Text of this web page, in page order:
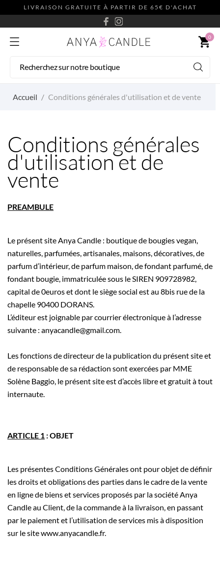
LIVRAISON GRATUITE À PARTIR DE 65€ D'ACHAT
shopping_cart
0
Accueil Conditions générales d'utilisation et de vente
Conditions générales
d'utilisation et de
vente
PREAMBULE
Le présent site Anya Candle : boutique de bougies vegan,
naturelles, parfumées, artisanales, maisons, décoratives, de
parfum d’intérieur, de parfum maison, de fondant parfumé, de
fondant bougie, immatriculée sous le SIREN 909728982,
capital de 0euros et dont le siège social est au 8bis rue de la
chapelle 90400 DORANS.
L’éditeur est joignable par courrier électronique à l’adresse
suivante : anyacandle@gmail.com.
Les fonctions de directeur de la publication du présent site et
de responsable de sa rédaction sont exercées par MME
Solène Baggio, le présent site est d’accès libre et gratuit à tout
internaute.
ARTICLE 1 : OBJET
Les présentes Conditions Générales ont pour objet de définir
les droits et obligations des parties dans le cadre de la vente
en ligne de biens et services proposés par la société Anya
Candle au Client, de la commande à la livraison, en passant
par le paiement et l’utilisation de services mis à disposition
sur le site www.anyacandle.fr.